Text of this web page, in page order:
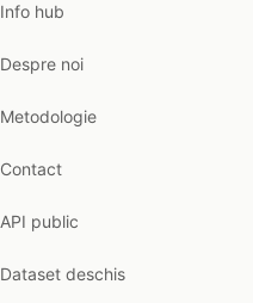
Info hub
Despre noi
Metodologie
Contact
API public
Dataset deschis